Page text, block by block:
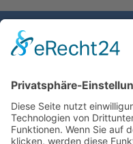
Gemeinde Schaan
9494 Schaan
Tel +423 / 237 72 00